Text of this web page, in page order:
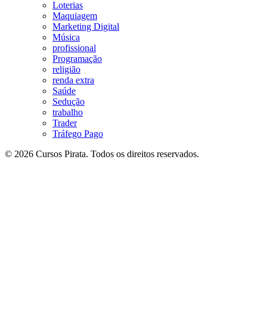
Loterias
Maquiagem
Marketing Digital
Música
profissional
Programação
religião
renda extra
Saúde
Sedução
trabalho
Trader
Tráfego Pago
© 2026 Cursos Pirata. Todos os direitos reservados.